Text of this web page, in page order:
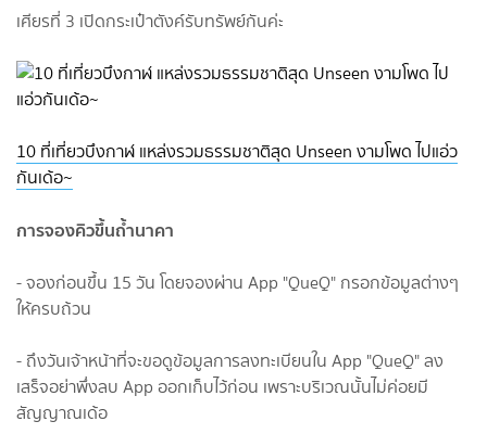
เศียรที่ 3 เปิดกระเป๋าตังค์รับทรัพย์กันค่ะ
10 ที่เที่ยวบึงกาฬ แหล่งรวมธรรมชาติสุด Unseen งามโพด ไปแอ่ว
กันเด้อ~
การจองคิวขึ้นถ้ำนาคา
- จองก่อนขึ้น 15 วัน โดยจองผ่าน App "QueQ" กรอกข้อมูลต่างๆ
ให้ครบถ้วน
- ถึงวันเจ้าหน้าที่จะขอดูข้อมูลการลงทะเบียนใน App "QueQ" ลง
เสร็จอย่าพึ่งลบ App ออกเก็บไว้ก่อน เพราะบริเวณนั้นไม่ค่อยมี
สัญญาณเด้อ